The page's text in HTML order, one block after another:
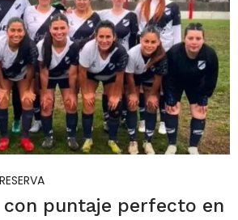
con puntaje perfecto en